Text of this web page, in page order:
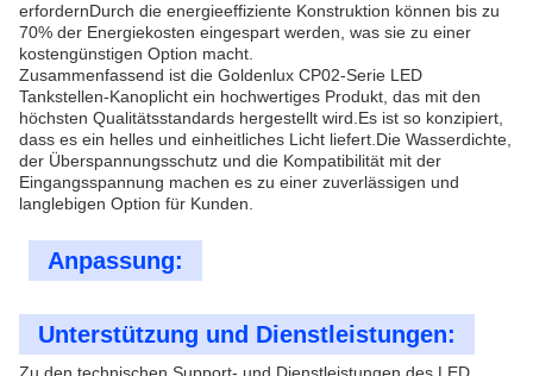
erfordernDurch die energieeffiziente Konstruktion können bis zu
70% der Energiekosten eingespart werden, was sie zu einer
kostengünstigen Option macht.
Zusammenfassend ist die Goldenlux CP02-Serie LED
Tankstellen-Kanoplicht ein hochwertiges Produkt, das mit den
höchsten Qualitätsstandards hergestellt wird.Es ist so konzipiert,
dass es ein helles und einheitliches Licht liefert.Die Wasserdichte,
der Überspannungsschutz und die Kompatibilität mit der
Eingangsspannung machen es zu einer zuverlässigen und
langlebigen Option für Kunden.
Anpassung:
Unterstützung und Dienstleistungen: